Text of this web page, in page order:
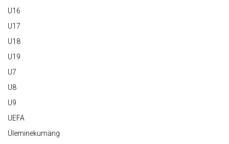
U16
U17
U18
U19
U7
U8
U9
UEFA
Üleminekumäng